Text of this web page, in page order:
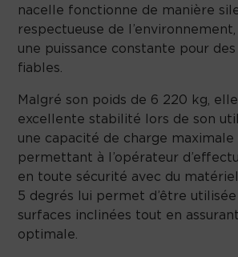
nacelle fonctionne de manière
respectueuse de
une puissance constante pour
fiables.
Malgré son poids de 6 220 kg,
excellente stabilité lors de son
une capacité de charge maximale
permettant à l’opérateur
en toute sécurité avec du
5 degrés lui permet d’être utilisée
surfaces inclinées tout en
optimale.